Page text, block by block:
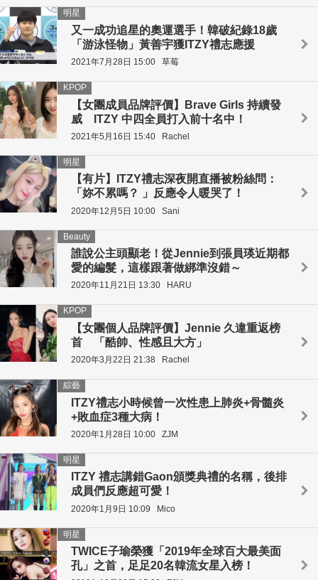
又一成功追星的奧運選手！韓破紀錄18歲
「游泳怪物」黃善宇獲ITZY禮志應援
明星
2021年7月28日 15:00 草莓
【女團成員品牌評價】Brave Girls 持續發
威 ITZY 中四全員打入前十名中！
KPOP
2021年5月16日 15:40 Rachel
【有片】ITZY禮志深夜開直播被粉絲問：
「妳不累嗎？ 」反應令人暖哭了！
明星
2020年12月5日 10:00 Sani
誰說公主頭顯老！從Jennie到張員瑛近期都
愛的編髮，這樣跟著做綁準沒錯～
Beauty
2020年11月21日 13:30 HARU
【女團個人品牌評價】Jennie 久違重返榜
首 「酷帥、性感且大方」
KPOP
2020年3月22日 21:38 Rachel
ITZY禮志小時候曾一次性患上肺炎+骨髓炎
+敗血症3種大病！
綜藝
2020年1月28日 10:00 ZJM
ITZY 禮志講錯Gaon頒獎典禮的名稱，後排
成員們反應超可愛！
明星
2020年1月9日 10:09 Mico
TWICE子瑜榮獲「2019年全球百大最美面
孔」之首，足足20名韓流女星入榜！
明星